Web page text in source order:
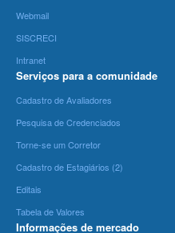
Webmail
SISCRECI
Intranet
Serviços para a comunidade
Cadastro de Avaliadores
Pesquisa de Credenciados
Torne-se um Corretor
Cadastro de Estagiários (2)
Editais
Tabela de Valores
Informações de mercado